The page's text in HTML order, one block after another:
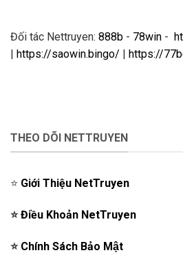
Đối tác Nettruyen: 888b - 78win -
https://saowin.bingo/ https://
THEO DÕI NETTRUYEN
⭐️ Giới Thiệu NetTruyen
⭐️Điều Khoản NetTruyen
⭐️ Chính Sách Bảo Mật